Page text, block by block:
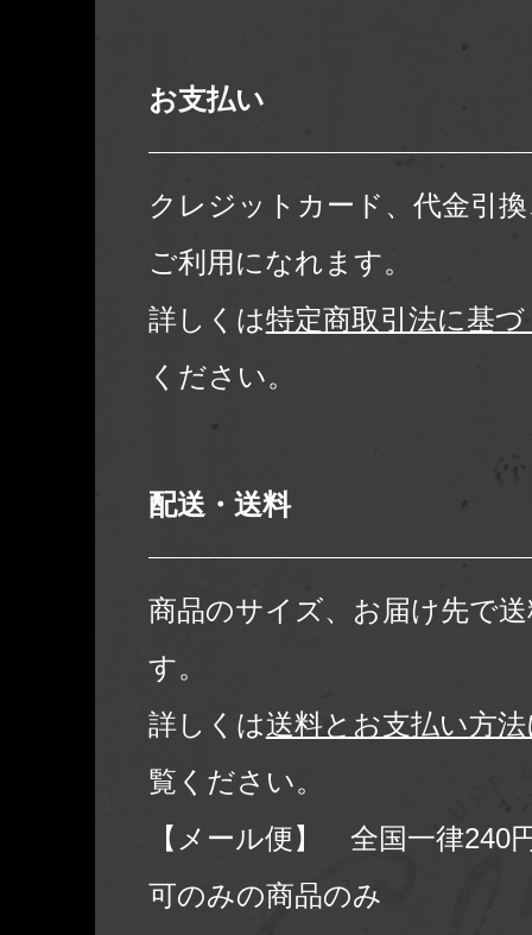
お支払い
クレジットカード、代金引
ご利用になれます。
詳しくは特定商取引法に基
ください。
配送・送料
商品のサイズ、お届け先で
す。
詳しくは送料とお支払い方
覧ください。
【メール便】 全国一律240
可のみの商品のみ